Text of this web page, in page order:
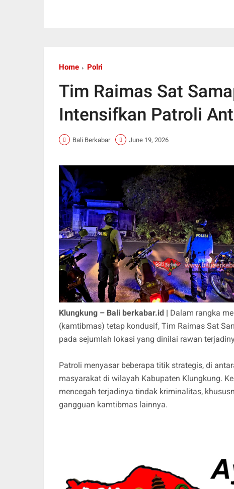
Home Polri
Tim Raimas Sat
Intensifkan Patroli
Bali Berkabar June 19, 2026
Klungkung – Bali berkabar.id | Dalam rangka
(kamtibmas) tetap kondusif, Tim Raimas Sat
pada sejumlah lokasi yang dinilai rawan
Patroli menyasar beberapa titik strategis, di
masyarakat di wilayah Kabupaten Klungkung.
mencegah terjadinya tindak kriminalitas,
gangguan kamtibmas lainnya.